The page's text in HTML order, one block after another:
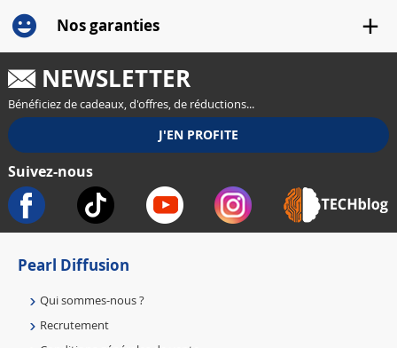
Nos garanties
NEWSLETTER
Bénéficiez de cadeaux, d'offres, de réductions...
Suivez-nous
Pearl Diffusion
Qui sommes-nous ?
Recrutement